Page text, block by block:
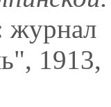
журнал
1913,